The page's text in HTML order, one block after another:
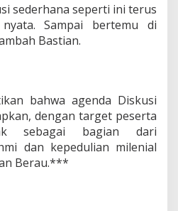
sederhana seperti ini terus
Sampai bertemu di
Bastian.
bahwa agenda Diskusi
dengan target peserta
sebagai bagian dari
dan kepedulian milenial
Berau.***